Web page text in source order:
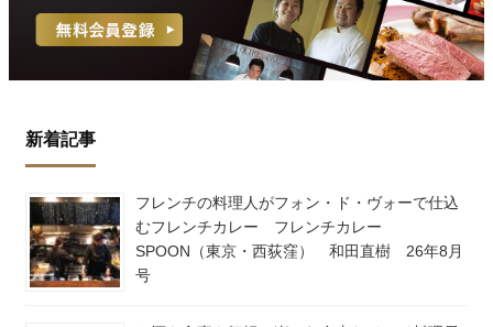
新着記事
フレンチの料理人がフォン・ド・ヴォーで仕込
むフレンチカレー フレンチカレー
SPOON（東京・西荻窪） 和田直樹 26年8月
号